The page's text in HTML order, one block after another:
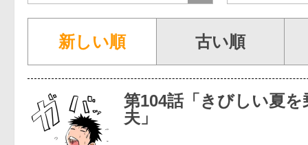
新しい順 古い順
第104話「きびしい夏を
夫」